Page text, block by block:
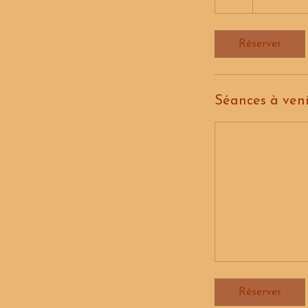
Réserver
Séances à
Réserver